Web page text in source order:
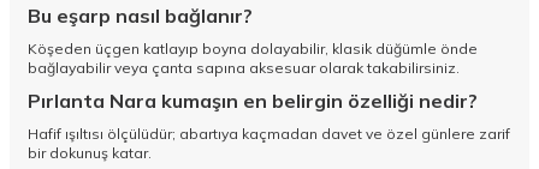
Bu eşarp nasıl bağlanır?
Köşeden üçgen katlayıp boyna dolayabilir, klasik düğümle önde
bağlayabilir veya çanta sapına aksesuar olarak takabilirsiniz.
Pırlanta Nara kumaşın en belirgin özelliği nedir?
Hafif ışıltısı ölçülüdür; abartıya kaçmadan davet ve özel günlere zarif
bir dokunuş katar.